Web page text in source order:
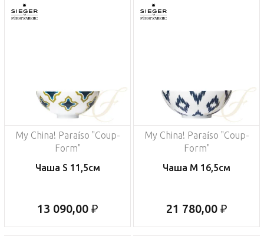
My China! Paraíso "Coup-
Form"
Чаша S 11,5см
13 090,00 ₽
My China! Paraíso "Coup-
Form"
Чаша M 16,5см
21 780,00 ₽